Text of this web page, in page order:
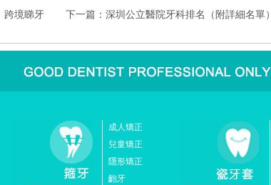
跨境睇牙
下一篇：深圳公立醫院牙科排名（附詳細名單）
成人矯正
兒童矯正
隱形矯正
齙牙